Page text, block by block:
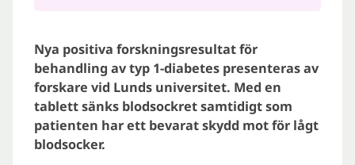
Nya positiva forskningsresultat för
behandling av typ 1-diabetes presenteras av
forskare vid Lunds universitet. Med en
tablett sänks blodsockret samtidigt som
patienten har ett bevarat skydd mot för lågt
blodsocker.